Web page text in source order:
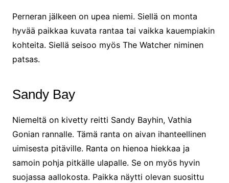
Perneran jälkeen on upea niemi. Siellä on monta
hyvää paikkaa kuvata rantaa tai vaikka kauempiakin
kohteita. Siellä seisoo myös The Watcher niminen
patsas.
Sandy Bay
Niemeltä on kivetty reitti Sandy Bayhin, Vathia
Gonian rannalle. Tämä ranta on aivan ihanteellinen
uimisesta pitäville. Ranta on hienoa hiekkaa ja
samoin pohja pitkälle ulapalle. Se on myös hyvin
suojassa aallokosta. Paikka näytti olevan suosittu